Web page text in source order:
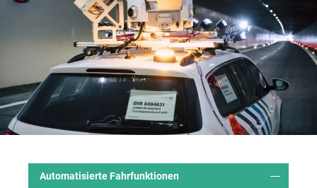
Automatisierte Fahrfunktionen